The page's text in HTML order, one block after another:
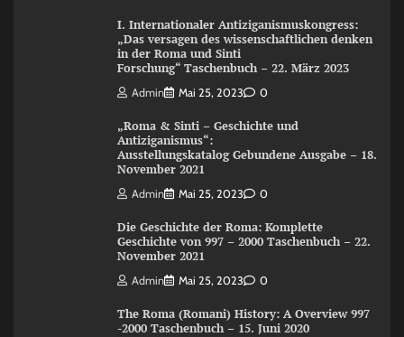
I. Internationaler Antiziganismuskongress:
„Das versagen des wissenschaftlichen denken
in der Roma und Sinti
Forschung“ Taschenbuch – 22. März 2023
Admin Mai 25, 2023 0
„Roma & Sinti – Geschichte und
Antiziganismus“:
Ausstellungskatalog Gebundene Ausgabe – 18.
November 2021
Admin Mai 25, 2023 0
Die Geschichte der Roma: Komplette
Geschichte von 997 – 2000 Taschenbuch – 22.
November 2021
Admin Mai 25, 2023 0
The Roma (Romani) History: A Overview 997
-2000 Taschenbuch – 15. Juni 2020